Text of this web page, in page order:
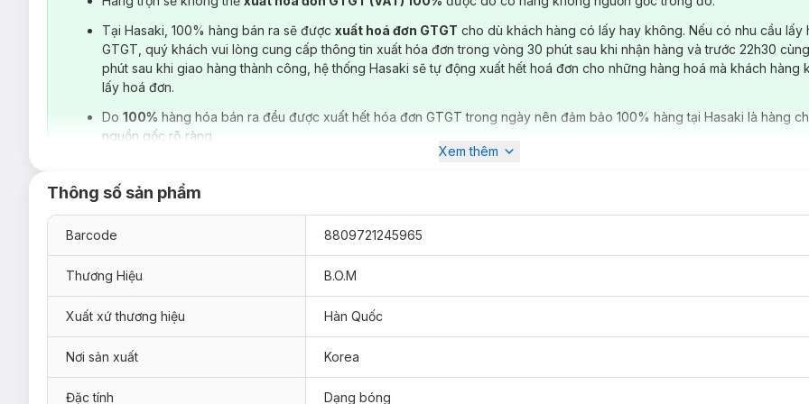
02 Peach Flare - Hồng Đào
Tại Hasaki, 100% hàng bán ra sẽ được xuất hoá đơn GTGT cho dù khách hàng có lấy hay không. Nếu có nhu cầu lấy
GTGT, quý khách vui lòng cung cấp thông tin xuất hóa đơn trong vòng 30 phút sau khi nhận hàng và trước 22h30
phút sau khi giao hàng thành công, hệ thống Hasaki sẽ tự động xuất hết hoá đơn cho những hàng hoá mà khách hàng
lấy hoá đơn.
Do 100% hàng hóa bán ra đều được xuất hết hóa đơn GTGT trong ngày nên đảm bảo 100% hàng tại Hasaki là hàng
nguồn gốc rõ ràng.
Xem thêm
Thông số sản phẩm
Barcode 8809721245965
Thương Hiệu B.O.M
Xuất xứ thương hiệu Hàn Quốc
Nơi sản xuất Korea
Đặc tính Dạng bóng